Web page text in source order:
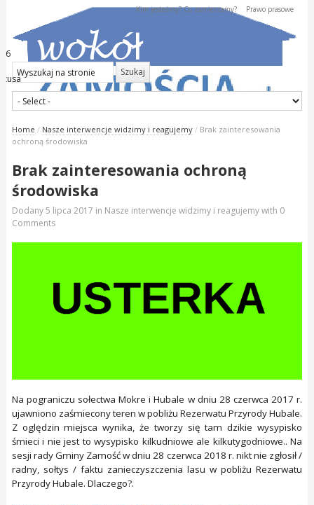
Kim jesteśmy? Co zamierzamy? Prawo prasowe
Home / Nasze interwencje widzimy i reagujemy / Brak zainteresowania
ochroną środowiska
Brak zainteresowania ochroną
środowiska
Dodany5 lipca 2017 in Nasze interwencje widzimy i reagujemywith 0
Comments
Na pograniczu sołectwa Mokre i Hubale w dniu 28 czerwca 2017 r.
ujawniono zaśmiecony teren w pobliżu Rezerwatu Przyrody Hubale.
Z oględzin miejsca wynika, że tworzy się tam dzikie wysypisko
śmieci i nie jest to wysypisko kilkudniowe ale kilkutygodniowe.. Na
sesji rady Gminy Zamość w dniu 28 czerwca 2018 r. nikt nie zgłosił /
radny, sołtys / faktu zanieczyszczenia lasu w pobliżu Rezerwatu
Przyrody Hubale. Dlaczego?.